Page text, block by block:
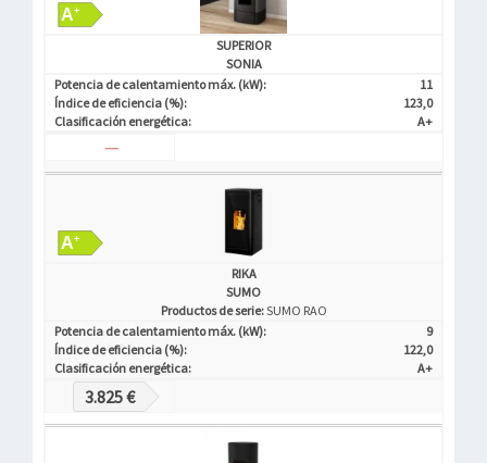
SUPERIOR
SONIA
Potencia de calentamiento máx. (kW):
11
Índice de eficiencia (%):
123,0
Clasificación energética:
A+
—
RIKA
SUMO
Productos de serie:SUMO RAO
Potencia de calentamiento máx. (kW):
9
Índice de eficiencia (%):
122,0
Clasificación energética:
A+
3.825 €